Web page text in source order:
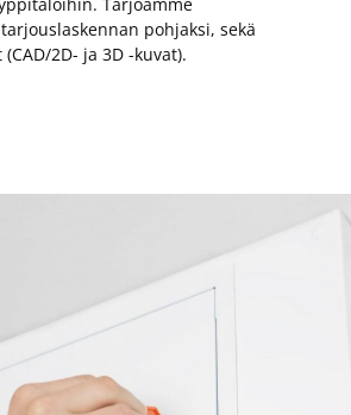
pohjaksi, sekä
2D- ja 3D -kuvat).